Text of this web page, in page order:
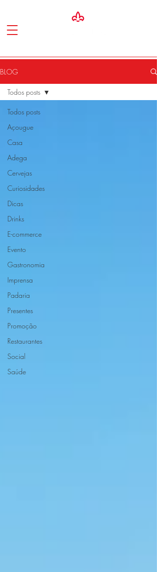
BLOG
Todos posts
Açougue
Casa
Adega
Cervejas
Curiosidades
Dicas
Drinks
E-commerce
Evento
Gastronomia
Imprensa
Padaria
Presentes
Promoção
Restaurantes
Social
Saúde
Todos posts